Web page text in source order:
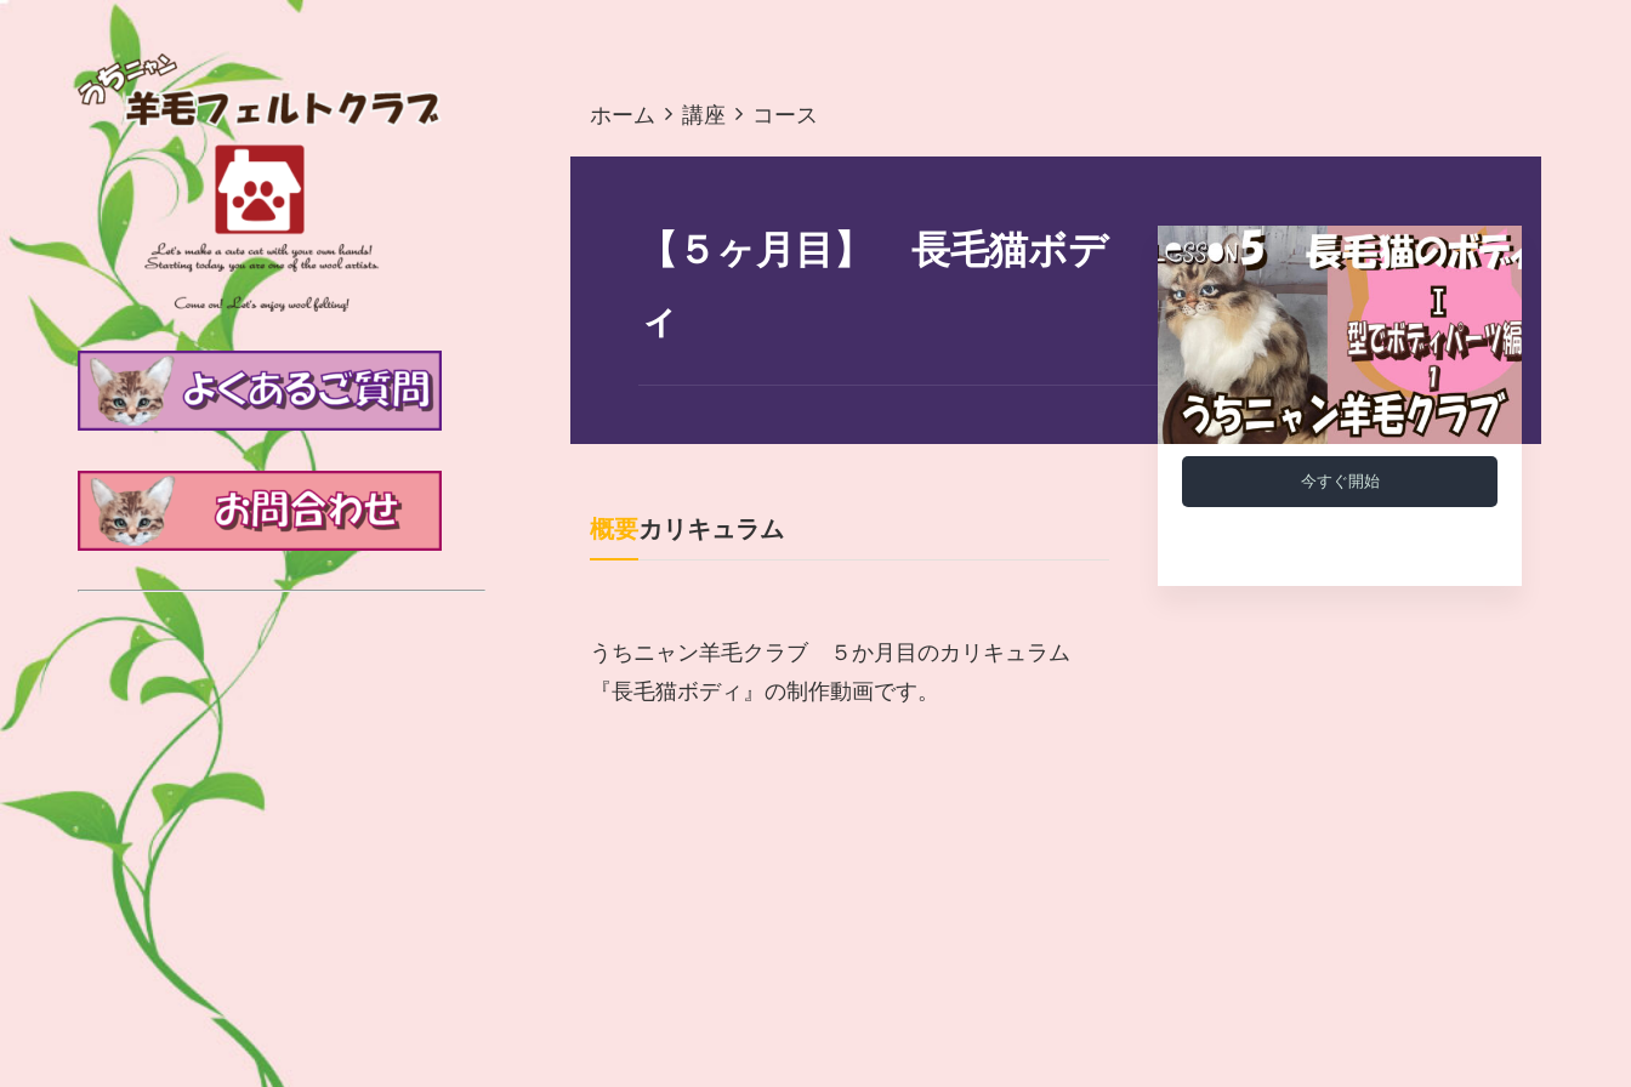
ホーム 講座 コース
【５ヶ月目】 長毛猫ボデ
ィ
概要カリキュラム
うちニャン羊毛クラブ ５か月目のカリキュラム
『長毛猫ボディ』の制作動画です。
今すぐ開始